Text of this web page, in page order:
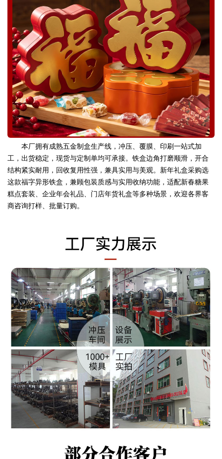
本厂拥有成熟五金制盒生产线，冲压、覆膜、印刷一站式加
工，出货稳定，现货与定制单均可承接。铁盒边角打磨顺滑，开合
结构紧实耐用，回收复用性强，兼具实用与美观。新年礼盒采购选
这款福字异形铁盒，兼顾包装质感与实用收纳功能，适配新春糖果
糕点套装、企业年会礼品、门店年货礼盒等多种场景，欢迎各界客
商咨询打样、批量订购。